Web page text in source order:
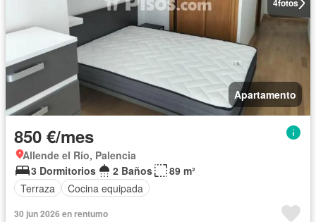
4fotos
Apartamento
850 €/mes
Allende el Río, Palencia
3 Dormitorios
2 Baños
89 m²
Terraza
Cocina equipada
30 jun 2026 en rentumo